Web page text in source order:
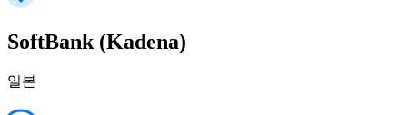
SoftBank (Kadena)
일본